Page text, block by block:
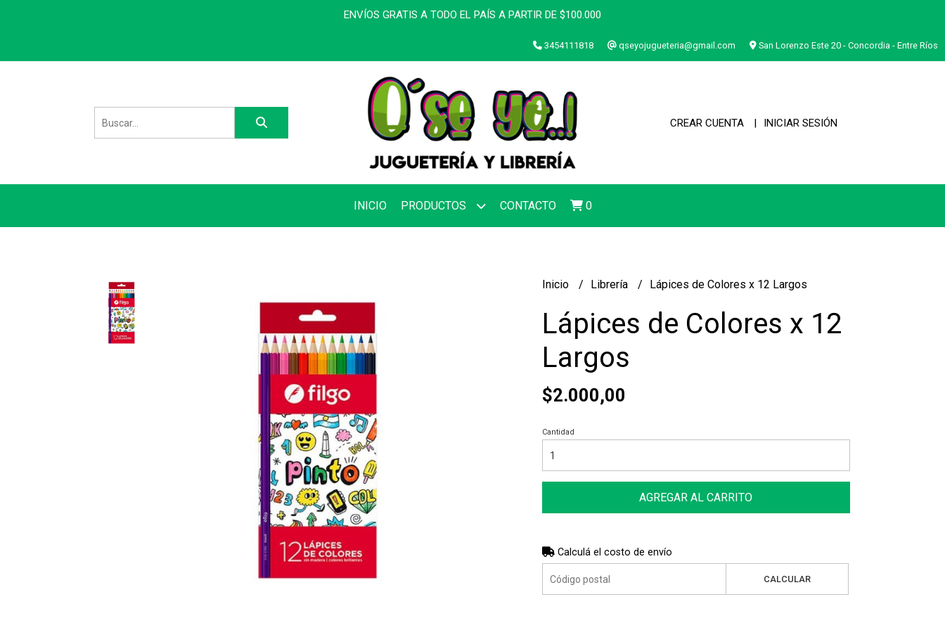
ENVÍOS GRATIS A TODO EL PAÍS A PARTIR DE $100.000
3454111818 qseyojugueteria@gmail.com San Lorenzo Este 20 - Concordia - Entre Ríos
CREAR CUENTA INICIAR SESIÓN
INICIO PRODUCTOS CONTACTO 0
Inicio Librería Lápices de Colores x 12 Largos
Lápices de Colores x 12
Largos
$2.000,00
Cantidad
AGREGAR AL CARRITO
Calculá el costo de envío
CALCULAR